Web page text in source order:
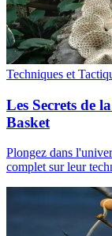
Techniques et
Les Secrets de
Basket
Plongez dans
complet sur leur